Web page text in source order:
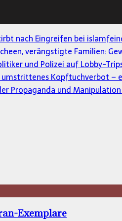
nach Eingreifen bei
verängstigte Familien:
und Polizei auf Lobby-
Kopftuchverbot –
Propaganda und
Exemplare